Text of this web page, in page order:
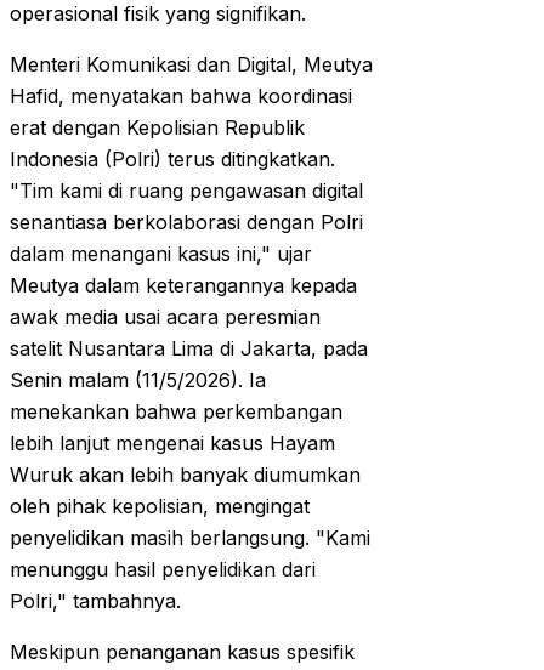
operasional fisik yang signifikan.
Menteri Komunikasi dan Digital, Meutya
Hafid, menyatakan bahwa koordinasi
erat dengan Kepolisian Republik
Indonesia (Polri) terus ditingkatkan.
"Tim kami di ruang pengawasan digital
senantiasa berkolaborasi dengan Polri
dalam menangani kasus ini," ujar
Meutya dalam keterangannya kepada
awak media usai acara peresmian
satelit Nusantara Lima di Jakarta, pada
Senin malam (11/5/2026). Ia
menekankan bahwa perkembangan
lebih lanjut mengenai kasus Hayam
Wuruk akan lebih banyak diumumkan
oleh pihak kepolisian, mengingat
penyelidikan masih berlangsung. "Kami
menunggu hasil penyelidikan dari
Polri," tambahnya.
Meskipun penanganan kasus spesifik